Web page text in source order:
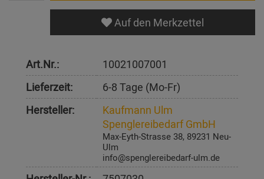
Auf den Merkzettel
Art.Nr.:
10021007001
Lieferzeit:
6-8 Tage (Mo-Fr)
Hersteller:
Kaufmann Ulm
Spenglereibedarf GmbH
Max-Eyth-Strasse 38, 89231 Neu-
Ulm
info@spenglereibedarf-ulm.de